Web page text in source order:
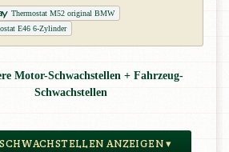
Thermostat M52 original BMW
E46 6-Zylinder
Motor-Schwachstellen + Fahrzeug-
Schwachstellen
ANZEIGEN ▾